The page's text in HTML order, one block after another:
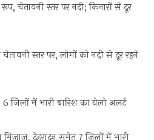
चेतावनी स्तर पर नदी; किनारों से दूर
स्तर पर, लोगों को नदी से दूर रहने
जिलों में भारी बारिश का येलो अलर्ट